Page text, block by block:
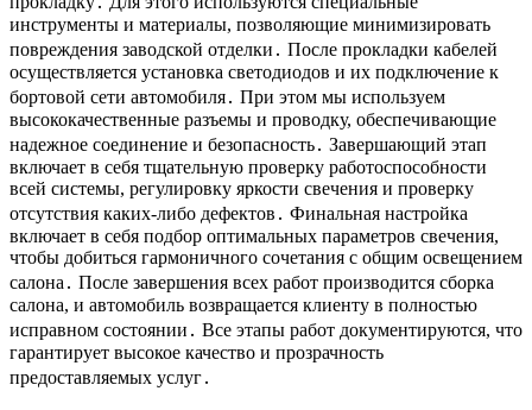
инструменты и материалы, позволяющие минимизировать
повреждения заводской отделки․ После прокладки кабелей
осуществляется установка светодиодов и их подключение к
бортовой сети автомобиля․ При этом мы используем
высококачественные разъемы и проводку, обеспечивающие
надежное соединение и безопасность․ Завершающий этап
включает в себя тщательную проверку работоспособности
всей системы, регулировку яркости свечения и проверку
отсутствия каких-либо дефектов․ Финальная настройка
включает в себя подбор оптимальных параметров свечения,
чтобы добиться гармоничного сочетания с общим освещением
салона․ После завершения всех работ производится сборка
салона, и автомобиль возвращается клиенту в полностью
исправном состоянии․ Все этапы работ документируются, что
гарантирует высокое качество и прозрачность
предоставляемых услуг․